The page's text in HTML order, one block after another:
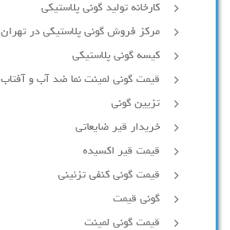
کارخانه تولید گونی پلاستیکی
مرکز فروش گونی پلاستیکی در تهران
کیسه گونی پلاستیکی
قیمت گونی لمینت نما ضد آب و آفتاب
تزیین گونی
خریدار قیر ضایعاتی
قیمت قیر اکسیده
قیمت گونی کنفی تزئینی
گونی قیمت
قیمت گونی لمینت